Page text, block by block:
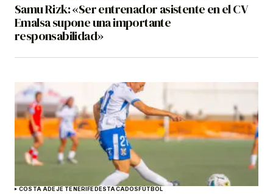
Samu Rizk: «Ser entrenador asistente en el CV
Emalsa supone una importante
responsabilidad»
COSTA ADEJE TENERIFEDESTACADOSFÚTBOL